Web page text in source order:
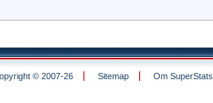
© 2007-26 Sitemap Om SuperStats